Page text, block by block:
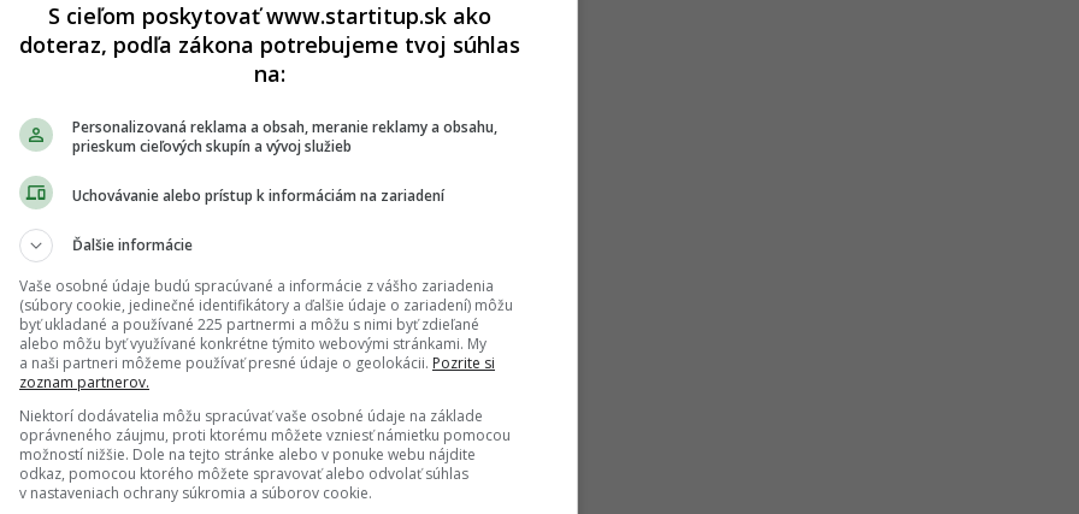
majetku v dôchodkových fondoch by bolo
spoločnosti mohli (v závislosti od
rozhodnúť o presmerovaní časti investícií do
návrhu ministerstvo práce.
príležitostiach
sa novým možnostiam investovania
a výhodnosti pre sporiteľov. „Každý
dôchodkového sporenia a pomáha zlepšiť
FINSIDERPeter Socha, predseda predstavenstva
podľa ministerstva práce nedostatočný:
náročných projektov štátu využitím aktív
S cieľom poskytovať www.startitup.sk ako
doteraz, podľa zákona potrebujeme tvoj súhlas
na:
Personalizovaná reklama a obsah, meranie reklamy a obsahu,
prieskum cieľových skupín a vývoj služieb
Uchovávanie alebo prístup k informáciám na zariadení
Ďalšie informácie
Vaše osobné údaje budú spracúvané a informácie z vášho zariadenia
(súbory cookie, jedinečné identifikátory a ďalšie údaje o zariadení) môžu
byť ukladané a používané 225 partnermi a môžu s nimi byť zdieľané
alebo môžu byť využívané konkrétne týmito webovými stránkami. My
a naši partneri môžeme používať presné údaje o geolokácii. Pozrite si
zoznam partnerov.
Niektorí dodávatelia môžu spracúvať vaše osobné údaje na základe
oprávneného záujmu, proti ktorému môžete vzniesť námietku pomocou
možností nižšie. Dole na tejto stránke alebo v ponuke webu nájdite
odkaz, pomocou ktorého môžete spravovať alebo odvolať súhlas
v nastaveniach ochrany súkromia a súborov cookie.